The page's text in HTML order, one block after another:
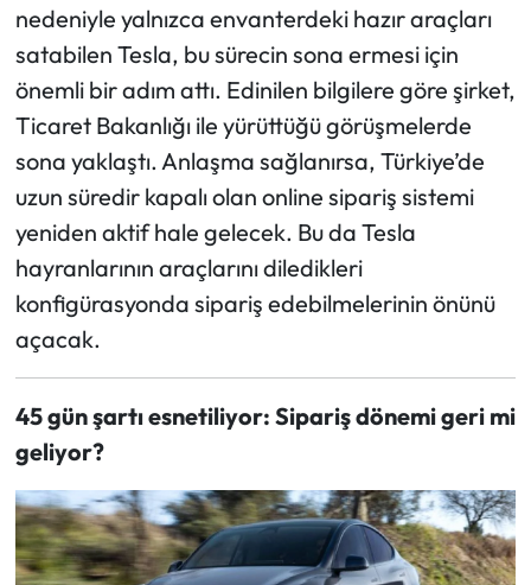
nedeniyle yalnızca envanterdeki hazır araçları
satabilen Tesla, bu sürecin sona ermesi için
önemli bir adım attı. Edinilen bilgilere göre şirket,
Ticaret Bakanlığı ile yürüttüğü görüşmelerde
sona yaklaştı. Anlaşma sağlanırsa, Türkiye’de
uzun süredir kapalı olan online sipariş sistemi
yeniden aktif hale gelecek. Bu da Tesla
hayranlarının araçlarını diledikleri
konfigürasyonda sipariş edebilmelerinin önünü
açacak.
45 gün şartı esnetiliyor: Sipariş dönemi geri mi
geliyor?
Mektup Galeri
Ekonomi
Sağlık
Teknoloji